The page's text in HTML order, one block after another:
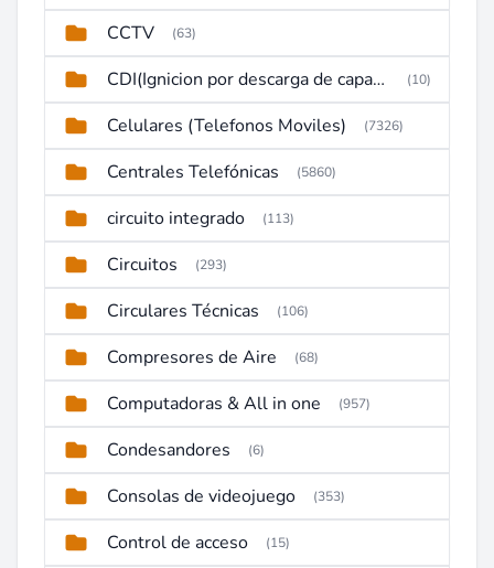
CCTV (63)
CDI(Ignicion por descarga de capacitor) (10)
Celulares (Telefonos Moviles) (7326)
Centrales Telefónicas (5860)
circuito integrado (113)
Circuitos (293)
Circulares Técnicas (106)
Compresores de Aire (68)
Computadoras & All in one (957)
Condesandores (6)
Consolas de videojuego (353)
Control de acceso (15)